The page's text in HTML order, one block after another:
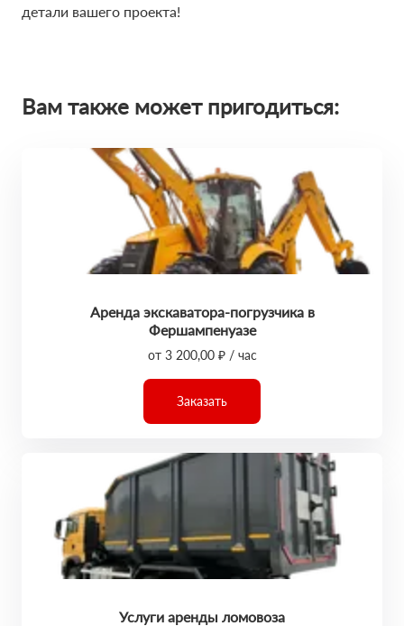
детали вашего проекта!
Вам также может пригодиться:
Аренда экскаватора-погрузчика в
Фершампенуазе
от 3 200,00 ₽ / час
Заказать
Услуги аренды ломовоза